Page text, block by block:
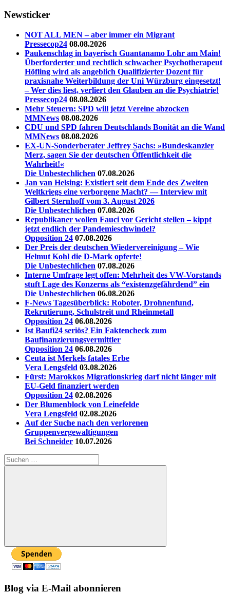
Newsticker
NOT ALL MEN – aber immer ein Migrant
Pressecop24 08.08.2026
Paukenschlag in bayerisch Guantanamo Lohr am Main!
Überforderter und rechtlich schwacher Psychotherapeut
Höfling wird als angeblich Qualifizierter Dozent für
praxisnahe Weiterbildung der Uni Würzburg eingesetzt!
– Wer dies liest, verliert den Glauben an die Psychiatrie!
Pressecop24 08.08.2026
Mehr Steuern: SPD will jetzt Vereine abzocken
MMNews 08.08.2026
CDU und SPD fahren Deutschlands Bonität an die Wand
MMNews 08.08.2026
EX-UN-Sonderberater Jeffrey Sachs: »Bundeskanzler
Merz, sagen Sie der deutschen Öffentlichkeit die
Wahrheit!«
Die Unbestechlichen 07.08.2026
Jan van Helsing: Existiert seit dem Ende des Zweiten
Weltkriegs eine verborgene Macht? — Interview mit
Gilbert Sternhoff vom 3. August 2026
Die Unbestechlichen 07.08.2026
Republikaner wollen Fauci vor Gericht stellen – kippt
jetzt endlich der Pandemieschwindel?
Opposition 24 07.08.2026
Der Preis der deutschen Wiedervereinigung – Wie
Helmut Kohl die D‑Mark opferte!
Die Unbestechlichen 07.08.2026
Interne Umfrage legt offen: Mehrheit des VW-Vorstands
stuft Lage des Konzerns als “existenzgefährdend” ein
Die Unbestechlichen 06.08.2026
F-News Tagesüberblick: Roboter, Drohnenfund,
Rekrutierung, Schulstreit und Rheinmetall
Opposition 24 06.08.2026
Ist Baufi24 seriös? Ein Faktencheck zum
Baufinanzierungsvermittler
Opposition 24 06.08.2026
Ceuta ist Merkels fatales Erbe
Vera Lengsfeld 03.08.2026
Fürst: Marokkos Migrationskrieg darf nicht länger mit
EU-Geld finanziert werden
Opposition 24 02.08.2026
Der Blumenblock von Leinefelde
Vera Lengsfeld 02.08.2026
Auf der Suche nach den verlorenen
Gruppenvergewaltigungen
Bei Schneider 10.07.2026
Suchen
nach:
Suchen
Blog via E-Mail abonnieren